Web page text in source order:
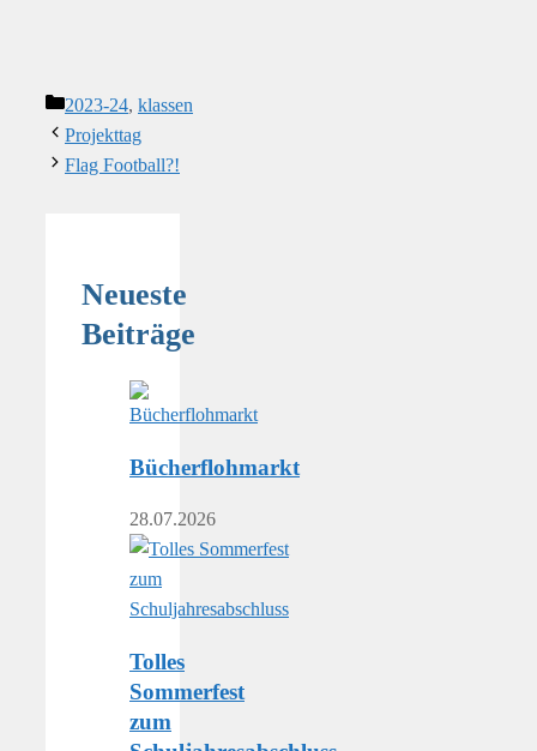
Kategorien
2023-24, klassen
Projekttag
Flag Football?!
Neueste
Beiträge
Bücherflohmarkt
28.07.2026
Tolles
Sommerfest
zum